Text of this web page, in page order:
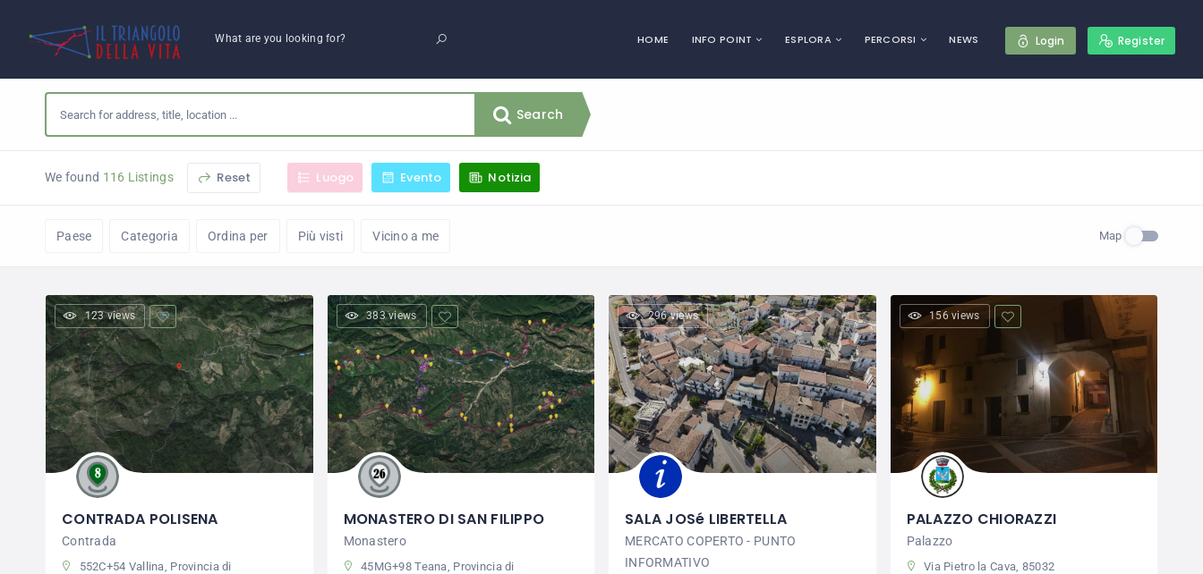
What are you looking for? HOME INFO POINT ESPLORA PERCORSI NEWS Login Register
Search
We found 116 Listings Reset Luogo Evento Notizia
Paese Categoria Ordina per Più visti Vicino a me Map
123 views
CONTRADA POLISENA
Contrada
552C+54 Vallina, Provincia di
383 views
MONASTERO DI SAN FILIPPO
Monastero
45MG+98 Teana, Provincia di
296 views
SALA JOSé LIBERTELLA
MERCATO COPERTO - PUNTO
INFORMATIVO
156 views
PALAZZO CHIORAZZI
Palazzo
Via Pietro la Cava, 85032